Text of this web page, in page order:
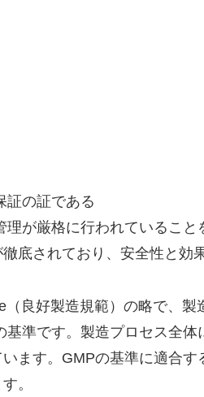
証の証である
が厳格に行われているこ
底されており、安全性と効
良好製造規範）の略で、製
準です。製造プロセス全
ます。GMPの基準に適合
。